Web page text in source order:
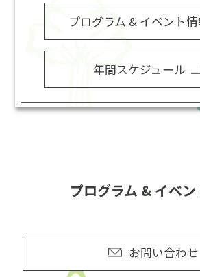
プログラム & イベント
年間スケジュール
プログラム & イベ
お問い合わせ